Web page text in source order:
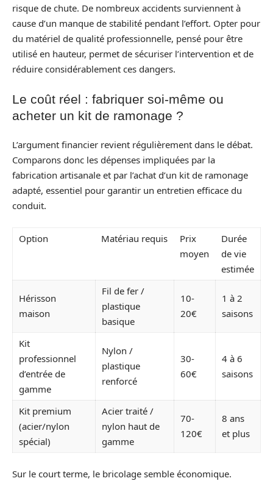
risque de chute. De nombreux accidents surviennent à
cause d’un manque de stabilité pendant l’effort. Opter pour
du matériel de qualité professionnelle, pensé pour être
utilisé en hauteur, permet de sécuriser l’intervention et de
réduire considérablement ces dangers.
Le coût réel : fabriquer soi-même ou
acheter un kit de ramonage ?
L’argument financier revient régulièrement dans le débat.
Comparons donc les dépenses impliquées par la
fabrication artisanale et par l’achat d’un kit de ramonage
adapté, essentiel pour garantir un entretien efficace du
conduit.
Option Matériau requis
Prix
moyen
Durée
de vie
estimée
Hérisson
maison
Fil de fer /
plastique
basique
10-
20€
1 à 2
saisons
Kit
professionnel
d’entrée de
gamme
Nylon /
plastique
renforcé
30-
60€
4 à 6
saisons
Kit premium
(acier/nylon
spécial)
Acier traité /
nylon haut de
gamme
70-
120€
8 ans
et plus
Sur le court terme, le bricolage semble économique.